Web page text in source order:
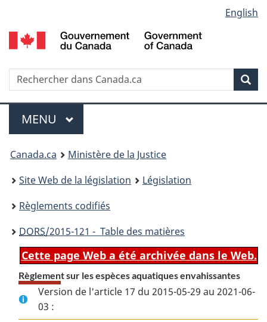
au
contenu
propos
de
la
HTML
simplifiée
selection
English
Recherche
Menu
MENU PRINCIPAL
You
are
here:
Canada.ca
Ministère de la Justice
Site Web de la législation
Législation
Règlements codifiés
DORS/2015-121 - Table des matières
Cette page Web a été archivée dans le Web.
Règlement sur les espèces aquatiques envahissantes
Version de l'article 17 du 2015-05-29 au 2021-06-
03 :